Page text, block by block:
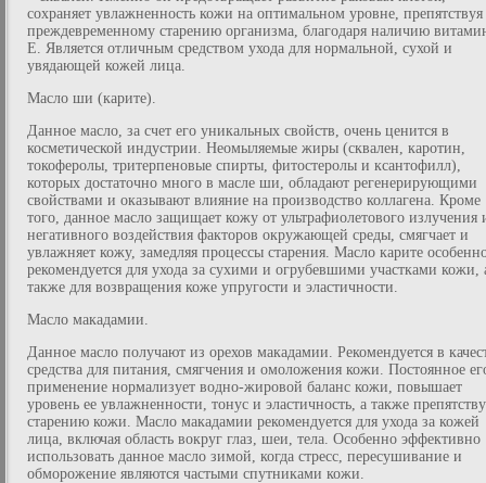
сохраняет увлажненность кожи на оптимальном уровне, препятствуя
преждевременному старению организма, благодаря наличию
E. Является отличным средством ухода для нормальной, сухой и
увядающей кожей лица.
Масло ши (карите).
Данное масло, за счет его уникальных свойств, очень ценится в
косметической индустрии. Неомыляемые жиры (сквален, каротин,
токоферолы, тритерпеновые спирты, фитостеролы и ксантофилл),
которых достаточно много в масле ши, обладают регенерирующими
свойствами и оказывают влияние на производство коллагена. Кроме
того, данное масло защищает кожу от ультрафиолетового излучения
негативного воздействия факторов окружающей среды, смягчает и
увлажняет кожу, замедляя процессы старения. Масло карите
рекомендуется для ухода за сухими и огрубевшими участками кожи,
также для возвращения коже упругости и эластичности.
Масло макадамии.
Данное масло получают из орехов макадамии. Рекомендуется в
средства для питания, смягчения и омоложения кожи. Постоянное
применение нормализует водно-жировой баланс кожи, повышает
уровень ее увлажненности, тонус и эластичность, а также
старению кожи. Масло макадамии рекомендуется для ухода за кожей
лица, включая область вокруг глаз, шеи, тела. Особенно эффективно
использовать данное масло зимой, когда стресс, пересушивание и
обморожение являются частыми спутниками кожи.